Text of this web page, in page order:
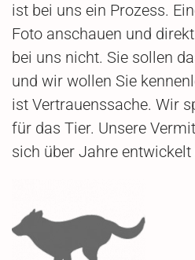
ist bei uns ein Prozess.
Foto anschauen und
bei uns nicht. Sie sollen
und wir wollen Sie
ist Vertrauenssache. Wir
für das Tier. Unsere
sich über Jahre